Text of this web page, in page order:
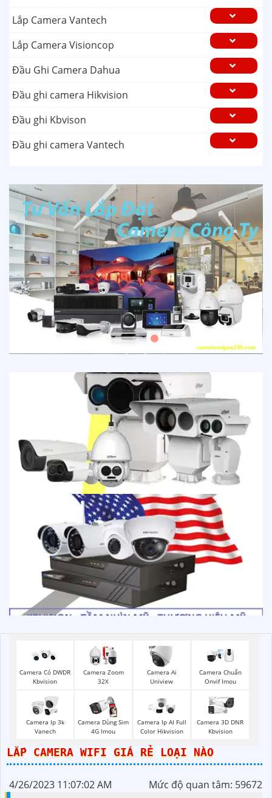
Lắp Camera Vantech
Lắp Camera Visioncop
Đầu Ghi Camera Dahua
Đầu ghi camera Hikvision
Đầu ghi Kbvison
Đầu ghi camera Vantech
Camera Có DWDR
Kbvision
Camera Zoom
32X
Camera Ai
Uniview
Camera Chuẩn
Onvif Imou
Camera Ip 3k
Vanech
Camera Dùng Sim
4G Imou
Camera Ip AI Full
Color Hikvision
Camera 3D DNR
Kbvision
LẮP CAMERA WIFI GIÁ RẺ LOẠI NÀO
4/26/2023 11:07:02 AM Mức độ quan tâm: 59672